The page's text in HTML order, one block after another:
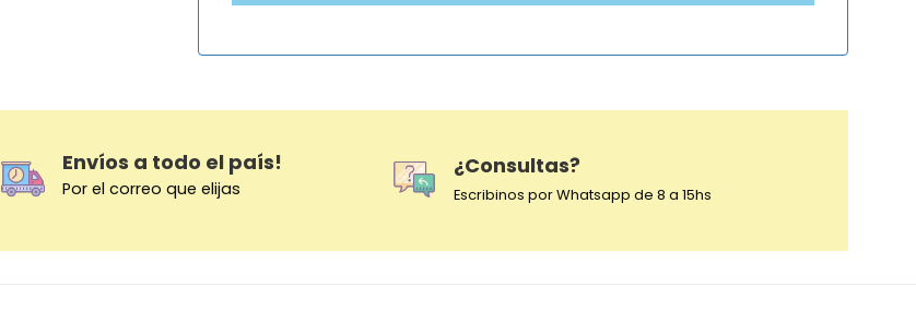
Envíos a todo el país!
Por el correo que elijas
¿Consultas?
Escribinos por Whatsapp de 8 a 15hs